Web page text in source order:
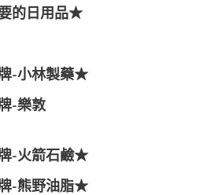
的日用品★
-小林製藥★
-樂敦
-火箭石鹼★
-熊野油脂★